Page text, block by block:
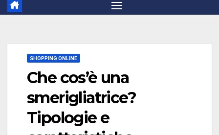
SHOPPING ONLINE
Che cos’è una
smerigliatrice?
Tipologie e